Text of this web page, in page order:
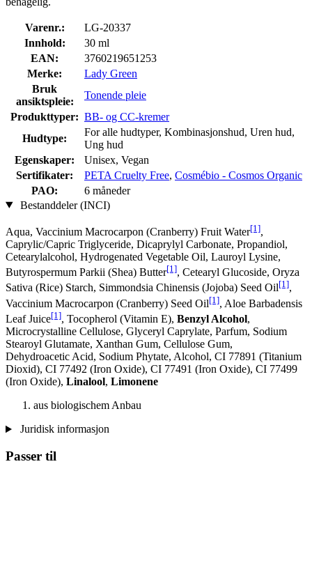
Varenr.:
LG-20337
Innhold:
30 ml
EAN:
3760219651253
Merke:
Lady Green
Bruk
ansiktspleie:
Tonende pleie
Produkttyper: BB- og CC-kremer
Hudtype:
For alle hudtyper, Kombinasjonshud, Uren hud,
Ung hud
Egenskaper:
Unisex, Vegan
Sertifikater:
PETA Cruelty Free, Cosmébio - Cosmos Organic
PAO:
6 måneder
Bestanddeler (INCI)
Aqua, Vaccinium Macrocarpon (Cranberry) Fruit Water[1],
Caprylic/Capric Triglyceride, Dicaprylyl Carbonate, Propandiol,
Cetearylalcohol, Hydrogenated Vegetable Oil, Lauroyl Lysine,
Butyrospermum Parkii (Shea) Butter[1], Cetearyl Glucoside, Oryza
Sativa (Rice) Starch, Simmondsia Chinensis (Jojoba) Seed Oil[1],
Vaccinium Macrocarpon (Cranberry) Seed Oil[1], Aloe Barbadensis
Leaf Juice[1], Tocopherol (Vitamin E), Benzyl Alcohol,
Microcrystalline Cellulose, Glyceryl Caprylate, Parfum, Sodium
Stearoyl Glutamate, Xanthan Gum, Cellulose Gum,
Dehydroacetic Acid, Sodium Phytate, Alcohol, CI 77891 (Titanium
Dioxid), CI 77492 (Iron Oxide), CI 77491 (Iron Oxide), CI 77499
(Iron Oxide), Linalool, Limonene
aus biologischem Anbau
Juridisk informasjon
Passer til